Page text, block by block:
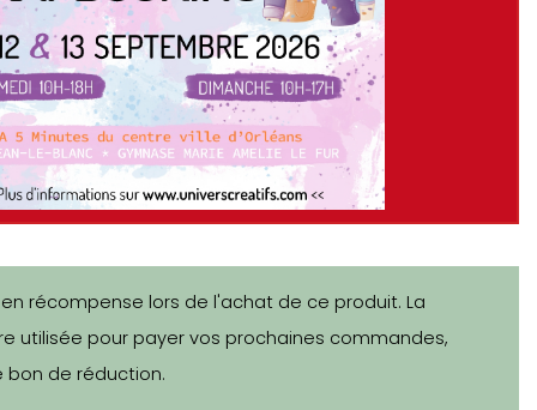
récompense lors de l'achat de ce produit. La
utilisée pour payer vos prochaines commandes,
de réduction.